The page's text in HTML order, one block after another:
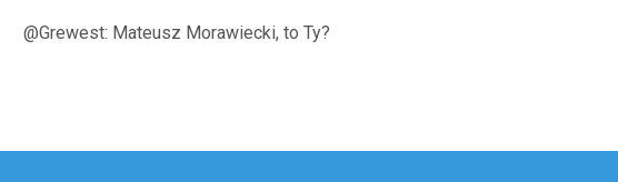
@Grewest: Mateusz Morawiecki, to Ty?